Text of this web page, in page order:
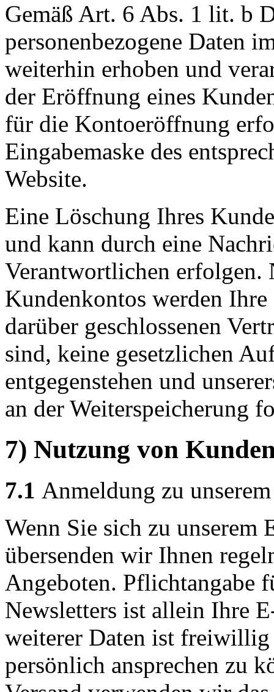
Gemäß Art. 6 Abs. 1 lit. b
personenbezogene Daten
weiterhin erhoben und
der Eröffnung eines
für die Kontoeröffnung
Eingabemaske des
Website.
Eine Löschung Ihres
und kann durch eine
Verantwortlichen erfolgen.
Kundenkontos werden
darüber geschlossenen
sind, keine gesetzlichen
entgegenstehen und
an der Weiterspeicherung
7) Nutzung von
7.1 Anmeldung zu
Wenn Sie sich zu unserem
übersenden wir Ihnen
Angeboten. Pflichtangabe
Newsletters ist allein Ihre
weiterer Daten ist
persönlich ansprechen zu